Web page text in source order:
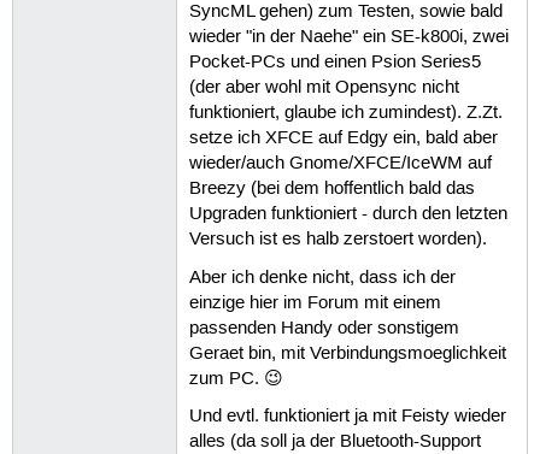
SyncML gehen) zum Testen, sowie bald
wieder "in der Naehe" ein SE-k800i, zwei
Pocket-PCs und einen Psion Series5
(der aber wohl mit Opensync nicht
funktioniert, glaube ich zumindest). Z.Zt.
setze ich XFCE auf Edgy ein, bald aber
wieder/auch Gnome/XFCE/IceWM auf
Breezy (bei dem hoffentlich bald das
Upgraden funktioniert - durch den letzten
Versuch ist es halb zerstoert worden).
Aber ich denke nicht, dass ich der
einzige hier im Forum mit einem
passenden Handy oder sonstigem
Geraet bin, mit Verbindungsmoeglichkeit
zum PC. 😉
Und evtl. funktioniert ja mit Feisty wieder
alles (da soll ja der Bluetooth-Support